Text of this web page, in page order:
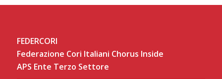
FEDERCORI
Federazione Cori Italiani Chorus Inside
APS Ente Terzo Settore